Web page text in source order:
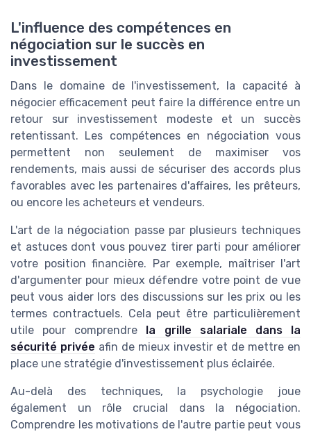
L'influence des compétences en
négociation sur le succès en
investissement
Dans le domaine de l'investissement, la capacité à
négocier efficacement peut faire la différence entre un
retour sur investissement modeste et un succès
retentissant. Les compétences en négociation vous
permettent non seulement de maximiser vos
rendements, mais aussi de sécuriser des accords plus
favorables avec les partenaires d'affaires, les prêteurs,
ou encore les acheteurs et vendeurs.
L'art de la négociation passe par plusieurs techniques
et astuces dont vous pouvez tirer parti pour améliorer
votre position financière. Par exemple, maîtriser l'art
d'argumenter pour mieux défendre votre point de vue
peut vous aider lors des discussions sur les prix ou les
termes contractuels. Cela peut être particulièrement
utile pour comprendre la grille salariale dans la
sécurité privée afin de mieux investir et de mettre en
place une stratégie d'investissement plus éclairée.
Au-delà des techniques, la psychologie joue
également un rôle crucial dans la négociation.
Comprendre les motivations de l'autre partie peut vous